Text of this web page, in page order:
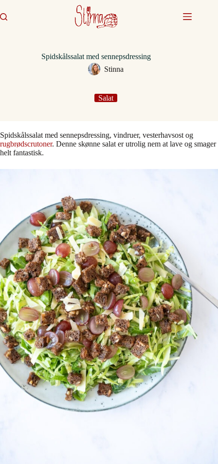
til
indhold
Spidskålssalat med sennepsdressing
Stinna
Salat
Spidskålssalat med sennepsdressing, vindruer, vesterhavsost og
rugbrødscrutoner. Denne skønne salat er utrolig nem at lave og smager
helt fantastisk.